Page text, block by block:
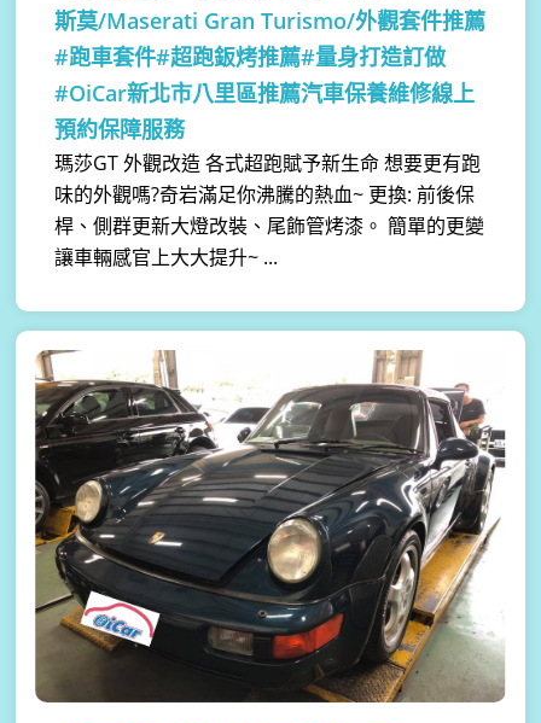
斯莫/Maserati Gran Turismo/外觀套件推薦
#跑車套件#超跑鈑烤推薦#量身打造訂做
#OiCar新北市八里區推薦汽車保養維修線上
預約保障服務
瑪莎GT 外觀改造 各式超跑賦予新生命 想要更有跑
味的外觀嗎?奇岩滿足你沸騰的熱血~ 更換: 前後保
桿、側群更新大燈改裝、尾飾管烤漆。 簡單的更變
讓車輛感官上大大提升~ ...